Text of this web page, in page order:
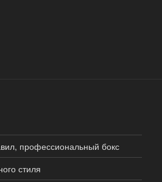
профессиональный бокс
стиля